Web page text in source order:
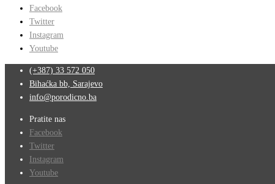
Facebook
Twitter
Instagram
Youtube
(+387) 33 572 050
Bihaćka bb, Sarajevo
info@porodicno.ba
Pratite nas
Facebook
Twitter
Instagram
Youtube